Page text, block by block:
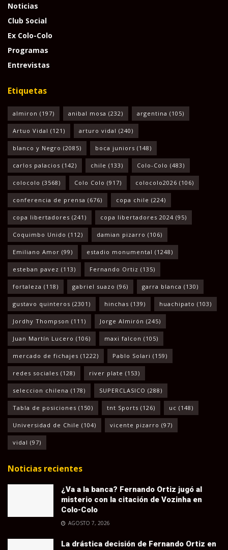
Noticias
Club Social
Ex Colo-Colo
Programas
Entrevistas
Etiquetas
almiron (197) anibal mosa (232) argentina (105)
Artuo Vidal (121) arturo vidal (240)
blanco y Negro (2085) boca juniors (148)
carlos palacios (142) chile (133) Colo-Colo (483)
colocolo (3568) Colo Colo (917) colocolo2026 (106)
conferencia de prensa (676) copa chile (224)
copa libertadores (241) copa libertadores 2024 (95)
Coquimbo Unido (112) damian pizarro (106)
Emiliano Amor (99) estadio monumental (1248)
esteban pavez (113) Fernando Ortiz (135)
fortaleza (118) gabriel suazo (96) garra blanca (130)
gustavo quinteros (2301) hinchas (139) huachipato (103)
Jordhy Thompson (111) Jorge Almirón (245)
Juan Martín Lucero (106) maxi falcon (105)
mercado de fichajes (1222) Pablo Solari (159)
redes sociales (128) river plate (153)
seleccion chilena (178) SUPERCLASICO (288)
Tabla de posiciones (150) tnt Sports (126) uc (148)
Universidad de Chile (104) vicente pizarro (97)
vidal (97)
Noticias recientes
¿Va a la banca? Fernando Ortiz jugó al
misterio con la citación de Vozinha en
Colo-Colo
AGOSTO 7, 2026
La drástica decisión de Fernando Ortiz en